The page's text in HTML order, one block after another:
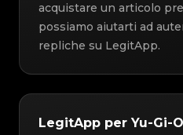
acquistare un articolo
possiamo aiutarti ad
repliche su LegitApp.
LegitApp per Yu-Gi-